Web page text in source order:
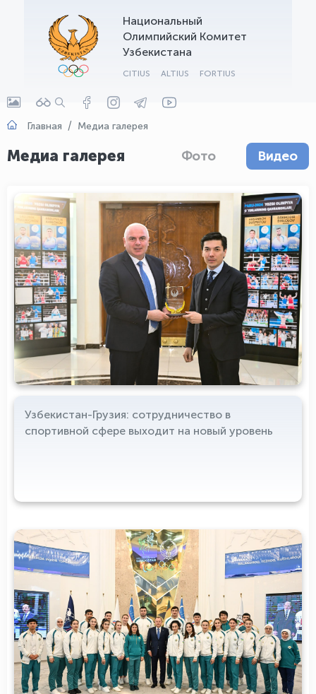
Национальный
Олимпийский Комитет
Узбекистана
CITIUS ALTIUS FORTIUS
Главная Медиа галерея
Медиа галерея Фото Видео
Узбекистан-Грузия: сотрудничество в
спортивной сфере выходит на новый уровень
OLYMPCHIK AI - yordamchi
Онлайн · olympic.uz